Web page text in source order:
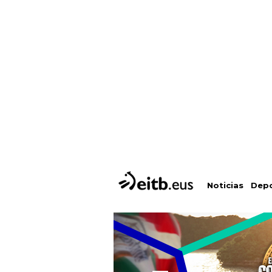
Noticias